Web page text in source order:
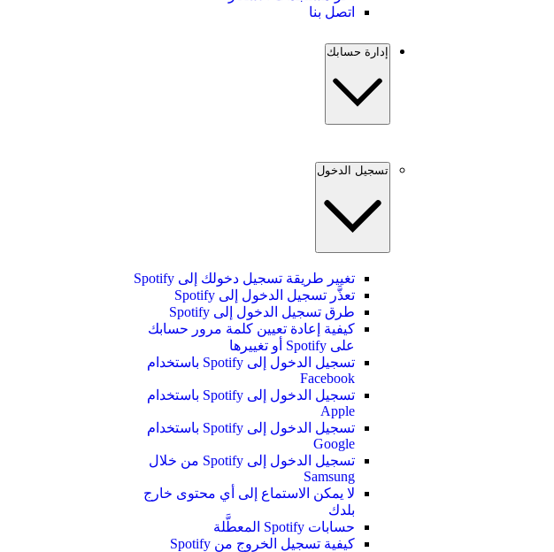
اتصل بنا
إدارة حسابك
تسجيل الدخول
تغيير طريقة تسجيل دخولك إلى Spotify
تعذَّر تسجيل الدخول إلى Spotify
طرق تسجيل الدخول إلى Spotify
كيفية إعادة تعيين كلمة مرور حسابك
على Spotify أو تغييرها
تسجيل الدخول إلى Spotify باستخدام
Facebook
تسجيل الدخول إلى Spotify باستخدام
Apple
تسجيل الدخول إلى Spotify باستخدام
Google
تسجيل الدخول إلى Spotify من خلال
Samsung
لا يمكن الاستماع إلى أي محتوى خارج
بلدك
حسابات Spotify المعطَّلة
كيفية تسجيل الخروج من Spotify